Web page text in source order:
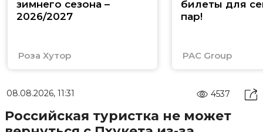
зимнего сезона –
2026/2027
Роза Хутор
билеты для
пар!
PAC Group
08.08.2026, 11:31 4537
Российская туристка не может